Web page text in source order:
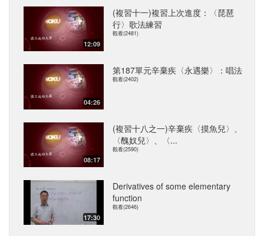
12:09
(複習十一)複習上次進度：〈琵琶
行〉歌法練習
觀看(2481)
04:26
第187單元辛棄疾〈永遇樂〉：唱法
觀看(2402)
08:17
(複習十八之一)辛棄疾〈摸魚兒〉、
〈醜奴兒〉、〈...
觀看(2590)
17:30
Derivatives of some elementary
function
觀看(2646)